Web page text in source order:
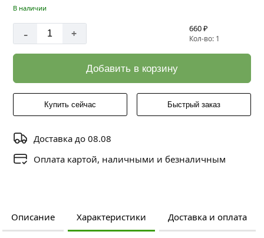
В наличии
- + 660 ₽
Кол-во: 1
Добавить в корзину
Купить сейчас Быстрый заказ
Доставка до 08.08
Оплата картой, наличными и безналичным
Описание Характеристики Доставка и оплата